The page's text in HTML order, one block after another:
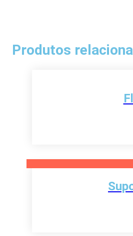
Produtos